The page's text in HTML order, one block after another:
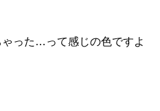
った…って感じの色ですよ